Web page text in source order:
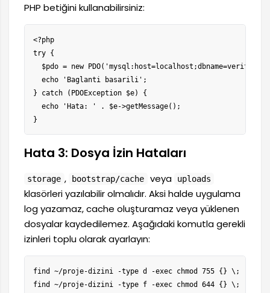
PHP betiğini kullanabilirsiniz:
<?php
try {
$pdo = new
  echo 'Baglanti basarili';
} catch (PDOException $e) {
  echo 'Hata: ' . $e->getMessage();
}
Hata 3: Dosya İzin Hataları
storage , bootstrap/cache veya uploads
klasörleri yazılabilir olmalıdır. Aksi halde uygulama
log yazamaz, cache oluşturamaz veya yüklenen
dosyalar kaydedilemez. Aşağıdaki komutla gerekli
izinleri toplu olarak ayarlayın:
find ~/proje-dizini -type d -exec chmod 755 {} \;
find ~/proje-dizini -type f -exec chmod 644 {} \;